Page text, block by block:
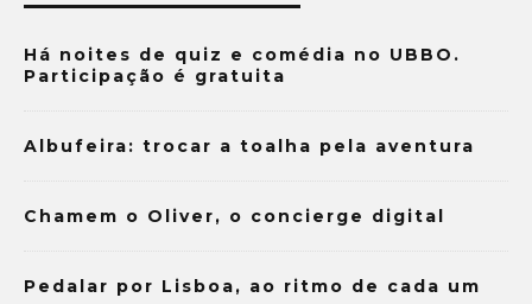
Há noites de quiz e comédia no UBBO.
Participação é gratuita
Albufeira: trocar a toalha pela aventura
Chamem o Oliver, o concierge digital
Pedalar por Lisboa, ao ritmo de cada um